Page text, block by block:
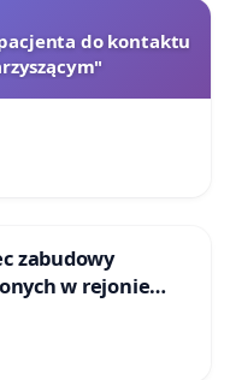
do kontaktu
zabudowy
w rejonie
Białej